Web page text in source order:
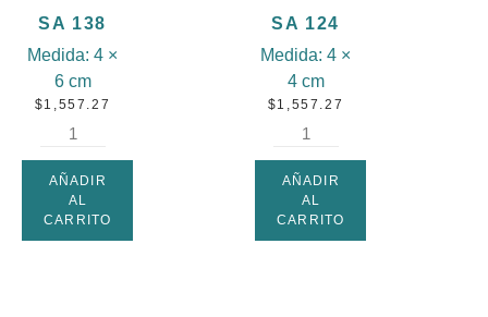
SA 138
Medida:4 ×
6 cm
$1,557.27
AÑADIR
AL
CARRITO
SA 124
Medida:4 ×
4 cm
$1,557.27
AÑADIR
AL
CARRITO